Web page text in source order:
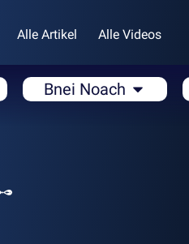
Alle Artikel Alle Videos
Bnei Noach